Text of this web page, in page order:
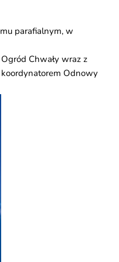
parafialnym, w
Chwały wraz z
Odnowy